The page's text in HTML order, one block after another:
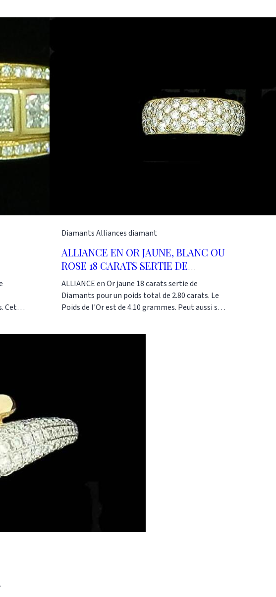
Cette
DiamantsAlliances diamant
ALLIANCE EN OR JAUNE, BLANC OU
ROSE 18 CARATS SERTIE DE
DIAMANTS 2.80 CARATS
ALLIANCE en Or jaune 18 carats sertie de
Diamants pour un poids total de 2.80 carats. Le
Poids de l'Or est de 4.10 grammes. Peut aussi se